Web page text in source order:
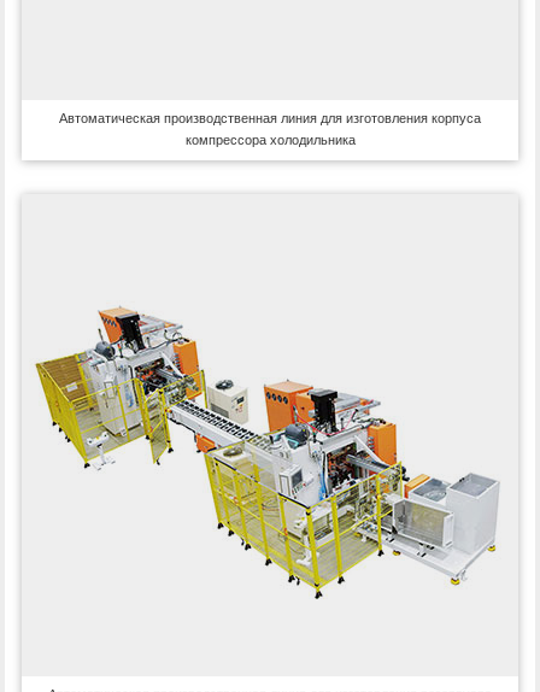
Автоматическая производственная линия для изготовления корпуса
компрессора холодильника